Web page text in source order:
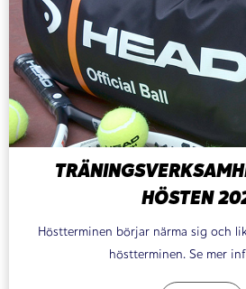
HÖSTEN
Höstterminen börjar närma sig och
höstterminen. Se mer